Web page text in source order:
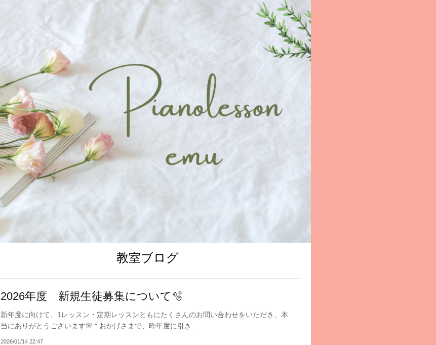
教室ブログ
2026年度 新規生徒募集について🫧
新年度に向けて、1レッスン・定期レッスンともにたくさんのお問い合わせをいただき、本
当にありがとうございます🌸 ⁺.おかげさまで、昨年度に引き...
2026/01/14 22:47